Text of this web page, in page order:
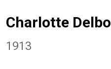
Charlotte Delbo
1913